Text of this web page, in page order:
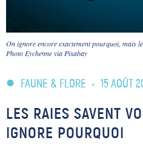
On ignore encore exactement pourquoi, mais
Photo Eychenne via Pixabay
FAUNE & FLORE • 15 AOÛT
LES RAIES SAVENT
IGNORE POURQUOI